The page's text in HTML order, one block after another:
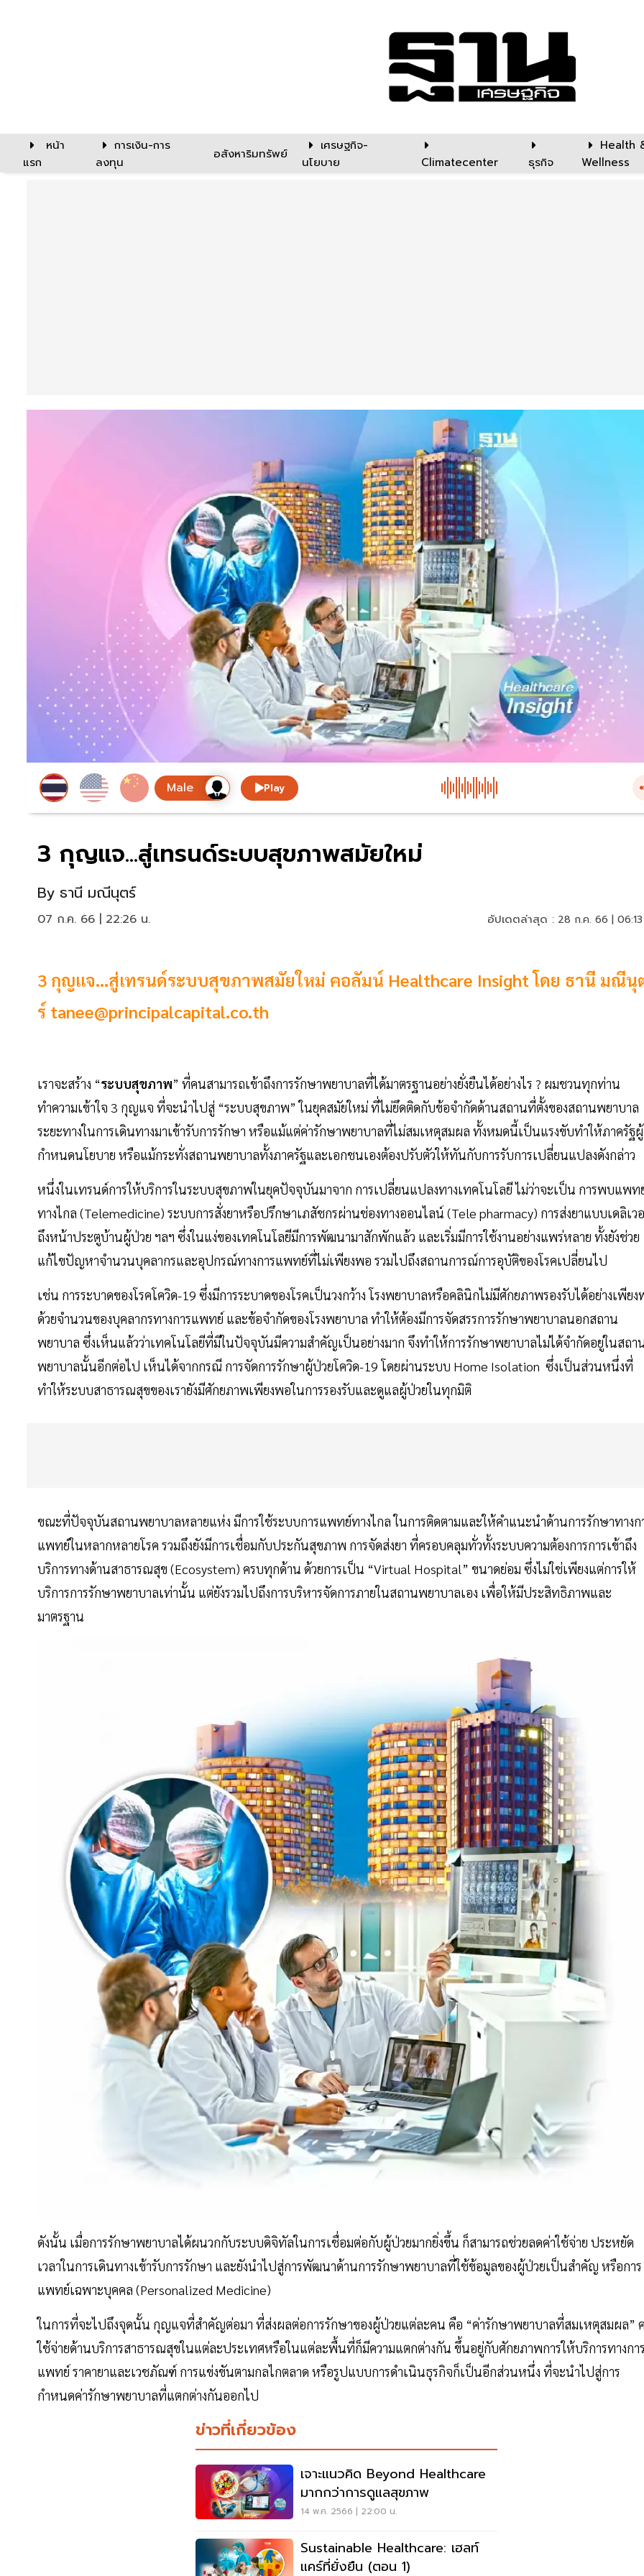
หน้า
แรก
การเงิน-การ
ลงทุน
อสังหาริมทรัพย์
เศรษฐกิจ-
นโยบาย
Climatecenter ธุรกิจ
Health
Wellness
Play
3 กุญแจ…สู่เทรนด์ระบบสุขภาพสมัยใหม่
By ธานี มณีนุตร์
07 ก.ค. 66 | 22:26 น. อัปเดตล่าสุด : 28 ก.ค. 66 |
3 กุญแจ…สู่เทรนด์ระบบสุขภาพสมัยใหม่ คอลัมน์ Healthcare Insight โดย ธานี มณีนุ
ร์ tanee@principalcapital.co.th
เราจะสร้าง “ระบบสุขภาพ” ที่คนสามารถเข้าถึงการรักษาพยาบาลที่ได้มาตรฐานอย่างยั่งยืนได้อย่างไร ? ผมชวนทุกท่าน
ทำความเข้าใจ 3 กุญแจ ที่จะนำไปสู่ “ระบบสุขภาพ” ในยุคสมัยใหม่ ที่ไม่ยึดติดกับข้อจำกัดด้านสถานที่ตั้งของสถานพยาบาล
ระยะทางในการเดินทางมาเข้ารับการรักษา หรือแม้แต่ค่ารักษาพยาบาลที่ไม่สมเหตุสมผล ทั้งหมดนี้เป็นแรงขับทำให้ภาครัฐผู้
กำหนดนโยบาย หรือแม้กระทั่งสถานพยาบาลทั้งภาครัฐและเอกชนเองต้องปรับตัวให้ทันกับการรับการเปลี่ยนแปลงดังกล่าว
หนึ่งในเทรนด์การให้บริการในระบบสุขภาพในยุคปัจจุบันมาจาก การเปลี่ยนแปลงทางเทคโนโลยี ไม่ว่าจะเป็น การพบแพท
ทางไกล (Telemedicine) ระบบการสั่งยาหรือปรึกษาเภสัชกรผ่านช่องทางออนไลน์ (Tele pharmacy) การส่งยาแบบเดลิเว
ถึงหน้าประตูบ้านผู้ป่วย ฯลฯ ซึ่งในแง่ของเทคโนโลยีมีการพัฒนามาสักพักแล้ว และเริ่มมีการใช้งานอย่างแพร่หลาย ทั้งยังช่วย
แก้ไขปัญหาจำนวนบุคลากรและอุปกรณ์ทางการแพทย์ที่ไม่เพียงพอ รวมไปถึงสถานการณ์การอุบัติของโรคเปลี่ยนไป
เช่น การระบาดของโรคโควิด-19 ซึ่งมีการระบาดของโรคเป็นวงกว้าง โรงพยาบาลหรือคลินิกไม่มีศักยภาพรองรับได้อย่างเพีย
ด้วยจำนวนของบุคลากรทางการแพทย์ และข้อจำกัดของโรงพยาบาล ทำให้ต้องมีการจัดสรรการรักษาพยาบาลนอกสถาน
พยาบาล ซึ่งเห็นแล้วว่าเทคโนโลยีที่มีในปัจจุบันมีความสำคัญเป็นอย่างมาก จึงทำให้การรักษาพยาบาลไม่ได้จำกัดอยู่ในสถา
พยาบาลนั้นอีกต่อไป เห็นได้จากกรณี การจัดการรักษาผู้ป่วยโควิด-19 โดยผ่านระบบ Home Isolation ซึ่งเป็นส่วนหนึ่งที่
ทำให้ระบบสาธารณสุขของเรายังมีศักยภาพเพียงพอในการรองรับและดูแลผู้ป่วยในทุกมิติ
ขณะที่ปัจจุบันสถานพยาบาลหลายแห่ง มีการใช้ระบบการแพทย์ทางไกล ในการติดตามและให้คำแนะนำด้านการรักษาทางก
แพทย์ในหลากหลายโรค รวมถึงยังมีการเชื่อมกับประกันสุขภาพ การจัดส่งยา ที่ครอบคลุมทั่วทั้งระบบความต้องการการเข้าถึง
บริการทางด้านสาธารณสุข (Ecosystem) ครบทุกด้าน ด้วยการเป็น “Virtual Hospital” ขนาดย่อม ซึ่งไม่ใช่เพียงแต่การให้
บริการการรักษาพยาบาลเท่านั้น แต่ยังรวมไปถึงการบริหารจัดการภายในสถานพยาบาลเอง เพื่อให้มีประสิทธิภาพและ
มาตรฐาน
ดังนั้น เมื่อการรักษาพยาบาลได้ผนวกกับระบบดิจิทัลในการเชื่อมต่อกับผู้ป่วยมากยิ่งขึ้น ก็สามารถช่วยลดค่าใช้จ่าย ประหยัด
เวลาในการเดินทางเข้ารับการรักษา และยังนำไปสู่การพัฒนาด้านการรักษาพยาบาลที่ใช้ข้อมูลของผู้ป่วยเป็นสำคัญ หรือการ
แพทย์เฉพาะบุคคล (Personalized Medicine)
ในการที่จะไปถึงจุดนั้น กุญแจที่สำคัญต่อมา ที่ส่งผลต่อการรักษาของผู้ป่วยแต่ละคน คือ “ค่ารักษาพยาบาลที่สมเหตุสมผล”
ใช้จ่ายด้านบริการสาธารณสุขในแต่ละประเทศหรือในแต่ละพื้นที่ก็มีความแตกต่างกัน ขึ้นอยู่กับศักยภาพการให้บริการทางกา
แพทย์ ราคายาและเวชภัณฑ์ การแข่งขันตามกลไกตลาด หรือรูปแบบการดำเนินธุรกิจก็เป็นอีกส่วนหนึ่ง ที่จะนำไปสู่การ
กำหนดค่ารักษาพยาบาลที่แตกต่างกันออกไป
ข่าวที่เกี่ยวข้อง
เจาะแนวคิด Beyond Healthcare
มากกว่าการดูแลสุขภาพ
14 พ.ค. 2566 | 22:00 น.
Sustainable Healthcare: เฮลท์
แคร์ที่ยั่งยืน (ตอน 1)